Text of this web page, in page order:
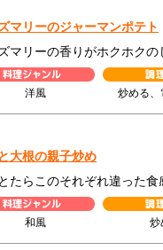
マリーのジャーマンポテト
マリーの香りがホクホク
洋風 炒める、
大根の親子炒め
たらこのそれぞれ違った食
和風 炒